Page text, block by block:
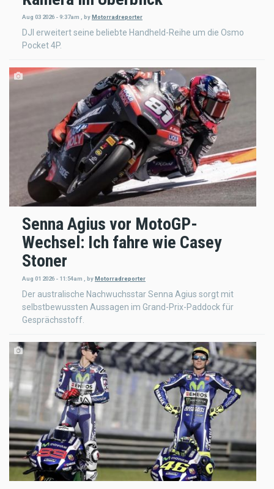
Aug 03 2026 - 9:37am byMotorradreporter
DJI erweitert seine beliebte Handheld-Reihe um die Osmo
Pocket 4P.
Senna Agius vor MotoGP-
Wechsel: Ich fahre wie Casey
Stoner
Aug 01 2026 - 11:54am byMotorradreporter
Der australische Nachwuchsstar Senna Agius sorgt mit
selbstbewussten Aussagen im Grand-Prix-Paddock für
Gesprächsstoff.